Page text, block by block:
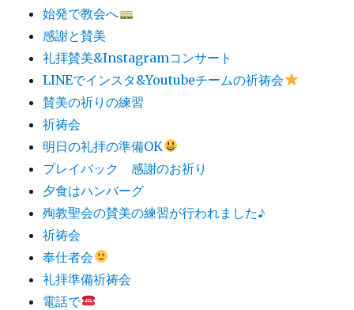
始発で教会へ
感謝と賛美
礼拝賛美&Instagramコンサート
LINEでインスタ&Youtubeチームの祈祷会
賛美の祈りの練習
祈祷会
明日の礼拝の準備OK
プレイバック 感謝のお祈り
夕食はハンバーグ
殉教聖会の賛美の練習が行われました♪
祈祷会
奉仕者会
礼拝準備祈祷会
電話で